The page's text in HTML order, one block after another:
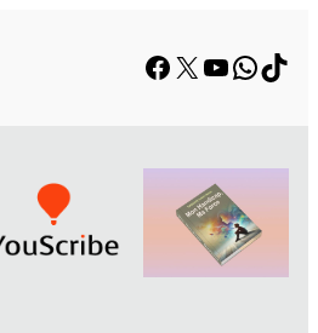
Facebook
X YouTube